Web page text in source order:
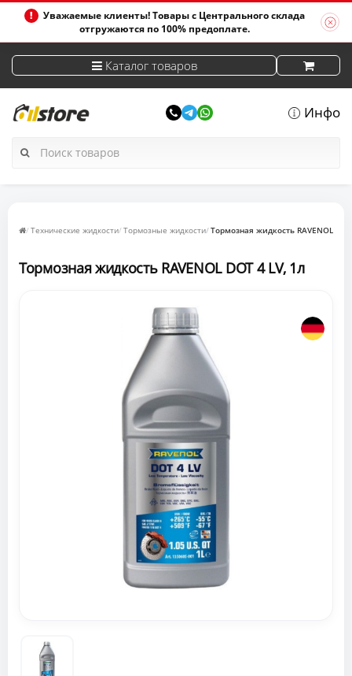
Уважаемые клиенты! Товары с Центрального склада
отгружаются по 100% предоплате.
Каталог товаров
Инфо
Технические жидкости Тормозные жидкости Тормозная жидкость RAVENOL
Тормозная жидкость RAVENOL DOT 4 LV, 1л